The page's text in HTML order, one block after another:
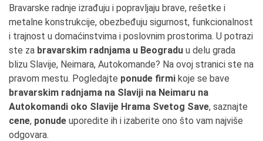
Bravarske radnje izrađuju i popravljaju brave, rešetke i
metalne konstrukcije, obezbeđuju sigurnost, funkcionalnost
i trajnost u domaćinstvima i poslovnim prostorima. U potrazi
ste za bravarskim radnjama u Beogradu u delu grada
blizu Slavije, Neimara, Autokomande? Na ovoj stranici ste na
pravom mestu. Pogledajte ponude firmi koje se bave
bravarskim radnjama na Slaviji na Neimaru na
Autokomandi oko Slavije Hrama Svetog Save, saznajte
cene, ponude uporedite ih i izaberite ono što vam najviše
odgovara.